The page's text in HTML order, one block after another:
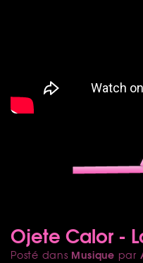
Ojete Calor -
Posté dans Musique par